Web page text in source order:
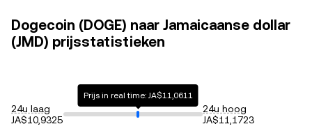
Dogecoin (DOGE) naar Jamaicaanse dollar
(JMD) prijsstatistieken
24u laag
JA$10,9325
Prijs in real time: JA$11,0611
24u hoog
JA$11,1723